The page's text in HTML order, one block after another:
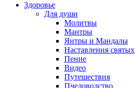
Здоровье
Для души
Молитвы
Мантры
Янтры и Мандалы
Наставления святых
Пение
Видео
Путешествия
Пчеловодство